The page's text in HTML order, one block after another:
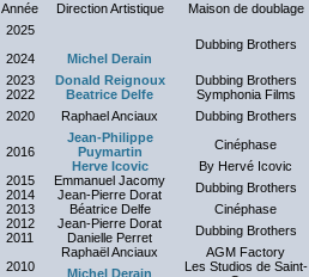
Année Direction Artistique Maison de doublage
2025
Dubbing Brothers
2024
Michel Derain
2023 Donald Reignoux
Dubbing Brothers
2022 Beatrice Delfe
Symphonia Films
2020 Raphael Anciaux
Dubbing Brothers
2016
Jean-Philippe
Puymartin
Cinéphase
Herve Icovic
By Hervé Icovic
2015 Emmanuel Jacomy Dubbing Brothers
2014
Jean-Pierre Dorat
2013 Béatrice Delfe
Cinéphase
2012 Jean-Pierre Dorat Dubbing Brothers
2011
Danielle Perret
2010
Raphaël Anciaux
AGM Factory
Michel Derain
Les Studios de Saint-